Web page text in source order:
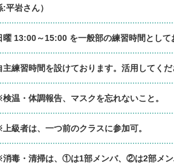
:平岩さん）
曜 13:00～15:00 を一般部の練習時間として
主練習時間を設けております。活用してく
温・体調報告、マスクを忘れないこと。
級者は、一つ前のクラスに参加可。
毒・清掃は、①は1部メンバ、②は2部メン